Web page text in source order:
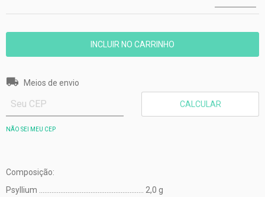
Entregas para o CEP:
Meios de envio
CALCULAR
NÃO SEI MEU CEP
Composição:
Psyllium ........................................................... 2,0 g